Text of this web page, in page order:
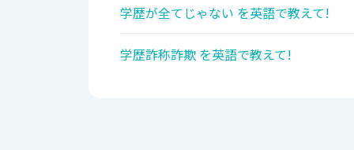
学歴が全てじゃない を英語で教えて!
学歴詐称詐欺 を英語で教えて!